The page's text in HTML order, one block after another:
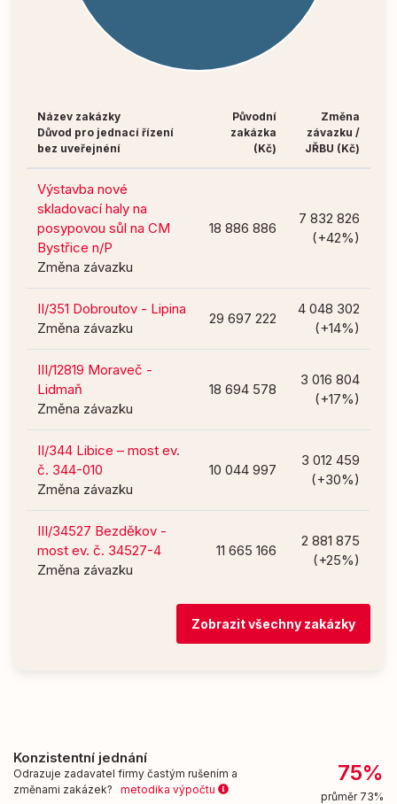
Název zakázky
Důvod pro jednací řízení
bez uveřejnéní
Původní
zakázka
(Kč)
Změna
závazku /
JŘBU (Kč)
Výstavba nové
skladovací haly na
posypovou sůl na CM
Bystřice n/P
Změna závazku
18 886 886
7 832 826
(+42%)
II/351 Dobroutov - Lipina
Změna závazku
29 697 222
4 048 302
(+14%)
III/12819 Moraveč -
Lidmaň
Změna závazku
18 694 578
3 016 804
(+17%)
II/344 Libice – most ev.
č. 344-010
Změna závazku
10 044 997
3 012 459
(+30%)
III/34527 Bezděkov -
most ev. č. 34527-4
Změna závazku
11 665 166
2 881 875
(+25%)
Zobrazit všechny zakázky
Konzistentní jednání
Odrazuje zadavatel firmy častým rušením a
změnami zakázek? metodika výpočtu
75%
průměr 73%